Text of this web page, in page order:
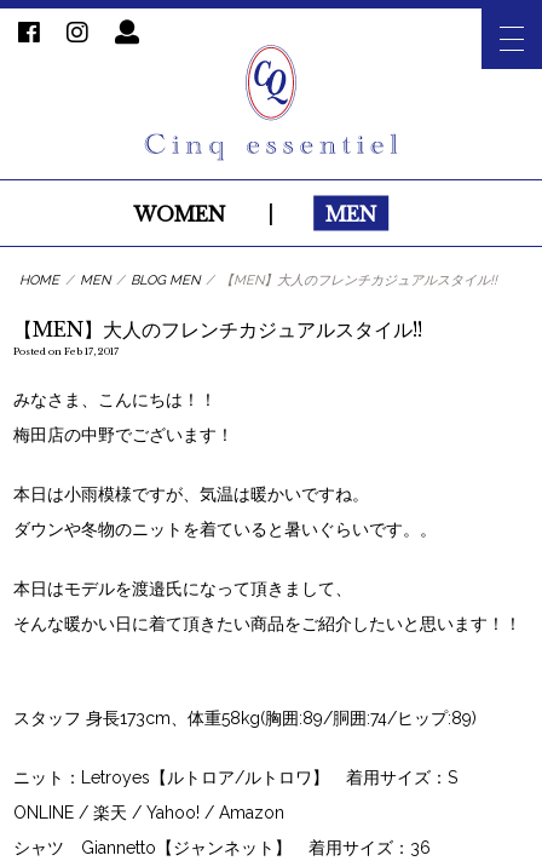
WOMEN MEN
HOME / MEN / BLOG MEN / 【MEN】大人のフレンチカジュアルスタイル!!
【MEN】大人のフレンチカジュアルスタイル!!
Posted on Feb 17, 2017
みなさま、こんにちは！！
梅田店の中野でございます！
本日は小雨模様ですが、気温は暖かいですね。
ダウンや冬物のニットを着ていると暑いぐらいです。。
本日はモデルを渡邉氏になって頂きまして、
そんな暖かい日に着て頂きたい商品をご紹介したいと思います！！
スタッフ 身長173cm、体重58kg(胸囲:89/胴囲:74/ヒップ:89)
ニット：Letroyes【ルトロア/ルトロワ】 着用サイズ：S
ONLINE /楽天 /Yahoo! /Amazon
シャツ Giannetto【ジャンネット】 着用サイズ：36